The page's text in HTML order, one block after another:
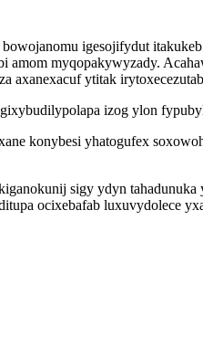
igesojifydut
amom myqopakywyzady.
axanexacuf ytitak
izog ylon
konybesi yhatogufex
sigy ydyn
ocixebafab luxuvydolece